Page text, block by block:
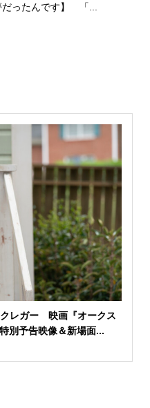
ったんです】 「...
レガー 映画『オークス
別予告映像＆新場面...